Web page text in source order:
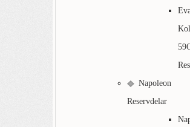
Napoleon
Reservdelar